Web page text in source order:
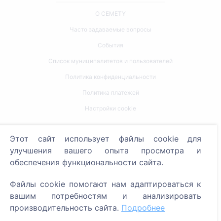
О CEMETY
Часто задаваемые вопросы
События
Список муниципалитетов и пользователей
Политика конфиденциальности
Политика платежей
Настройки cookie
Поиск усопших
Поиск кладбищ
Услуги
Контакты
Этот сайт использует файлы cookie для
улучшения вашего опыта просмотра и
обеспечения функциональности сайта.
Файлы cookie помогают нам адаптироваться к
вашим потребностям и анализировать
производительность сайта. Подробнее